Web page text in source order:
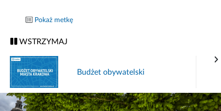
Pokaż metkę
WSTRZYMAJ
Budżet obywatelski